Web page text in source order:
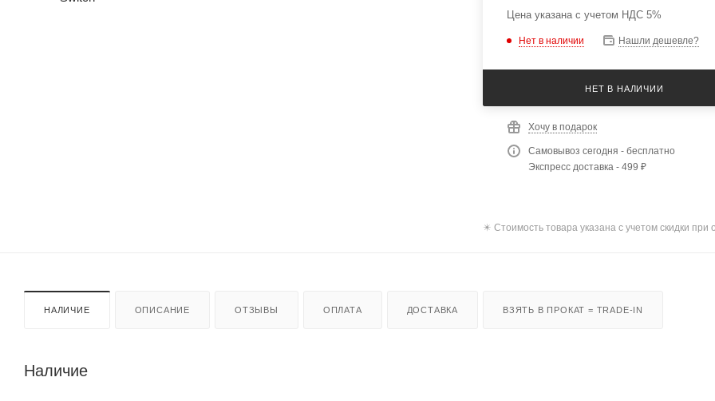
Цена указана с учетом НДС 5%
Нет в наличии Нашли дешевле?
НЕТ В НАЛИЧИИ
Хочу в подарок
Самовывоз сегодня - бесплатно
Экспресс доставка - 499 ₽
✴️ Стоимость товара указана с учетом скидки при
НАЛИЧИЕ ОПИСАНИЕ ОТЗЫВЫ ОПЛАТА ДОСТАВКА ВЗЯТЬ В ПРОКАТ = TRADE-IN
Наличие